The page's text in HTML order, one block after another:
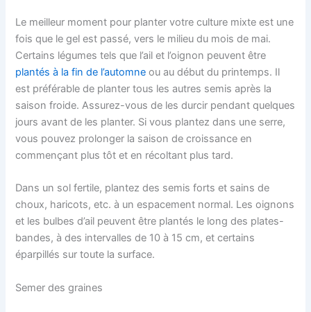
Le meilleur moment pour planter votre culture mixte est une
fois que le gel est passé, vers le milieu du mois de mai.
Certains légumes tels que l’ail et l’oignon peuvent être
plantés à la fin de l’automne ou au début du printemps. Il
est préférable de planter tous les autres semis après la
saison froide. Assurez-vous de les durcir pendant quelques
jours avant de les planter. Si vous plantez dans une serre,
vous pouvez prolonger la saison de croissance en
commençant plus tôt et en récoltant plus tard.
Dans un sol fertile, plantez des semis forts et sains de
choux, haricots, etc. à un espacement normal. Les oignons
et les bulbes d’ail peuvent être plantés le long des plates-
bandes, à des intervalles de 10 à 15 cm, et certains
éparpillés sur toute la surface.
Semer des graines